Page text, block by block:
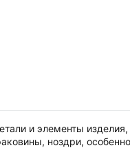
и элементы
ноздри,